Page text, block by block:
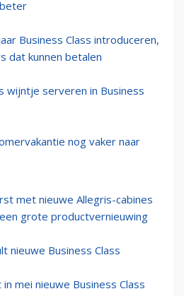
Business Class introduceren,
dat kunnen betalen
wijntje serveren in Business
nog vaker naar
met nieuwe Allegris-cabines
grote productvernieuwing
nieuwe Business Class
mei nieuwe Business Class